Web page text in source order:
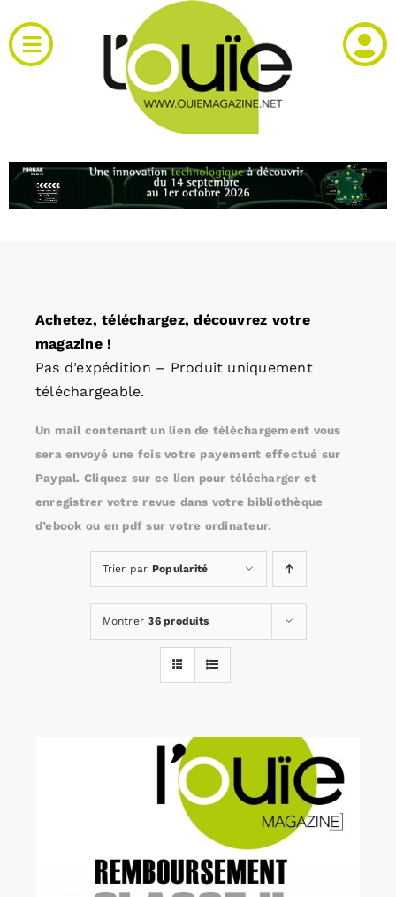
au
contenu
Toggle
Navigation
RH et emploi
Agenda
Kiosque
Annonces emploi
Achetez, téléchargez, découvrez votre
magazine !
Pas d’expédition – Produit uniquement
téléchargeable.
Un mail contenant un lien de téléchargement vous
sera envoyé une fois votre payement effectué sur
Paypal. Cliquez sur ce lien pour télécharger et
enregistrer votre revue dans votre bibliothèque
d’ebook ou en pdf sur votre ordinateur.
Trier par Popularité
Montrer36 produits